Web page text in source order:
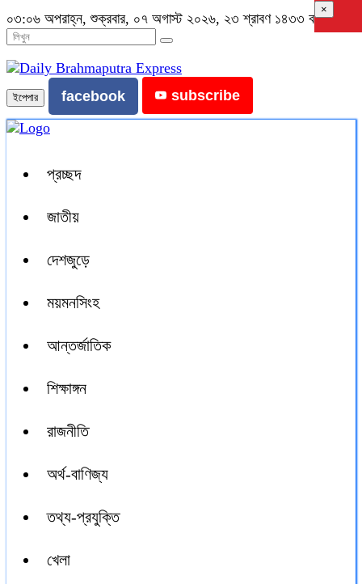
০৩:০৬ অপরাহ্ন, শুক্রবার, ০৭ অগাস্ট ২০২৬, ২৩ শ্রাবণ ১৪৩৩ বঙ্গাব্দ
ইপেপার facebook subscribe
প্রচ্ছদ
জাতীয়
দেশজুড়ে
ময়মনসিংহ
আন্তর্জাতিক
শিক্ষাঙ্গন
রাজনীতি
অর্থ-বাণিজ্য
তথ্য-প্রযুক্তি
খেলা
×